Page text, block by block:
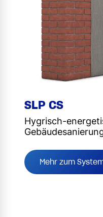
SLP CS
Hygrisch-
Mehr zum